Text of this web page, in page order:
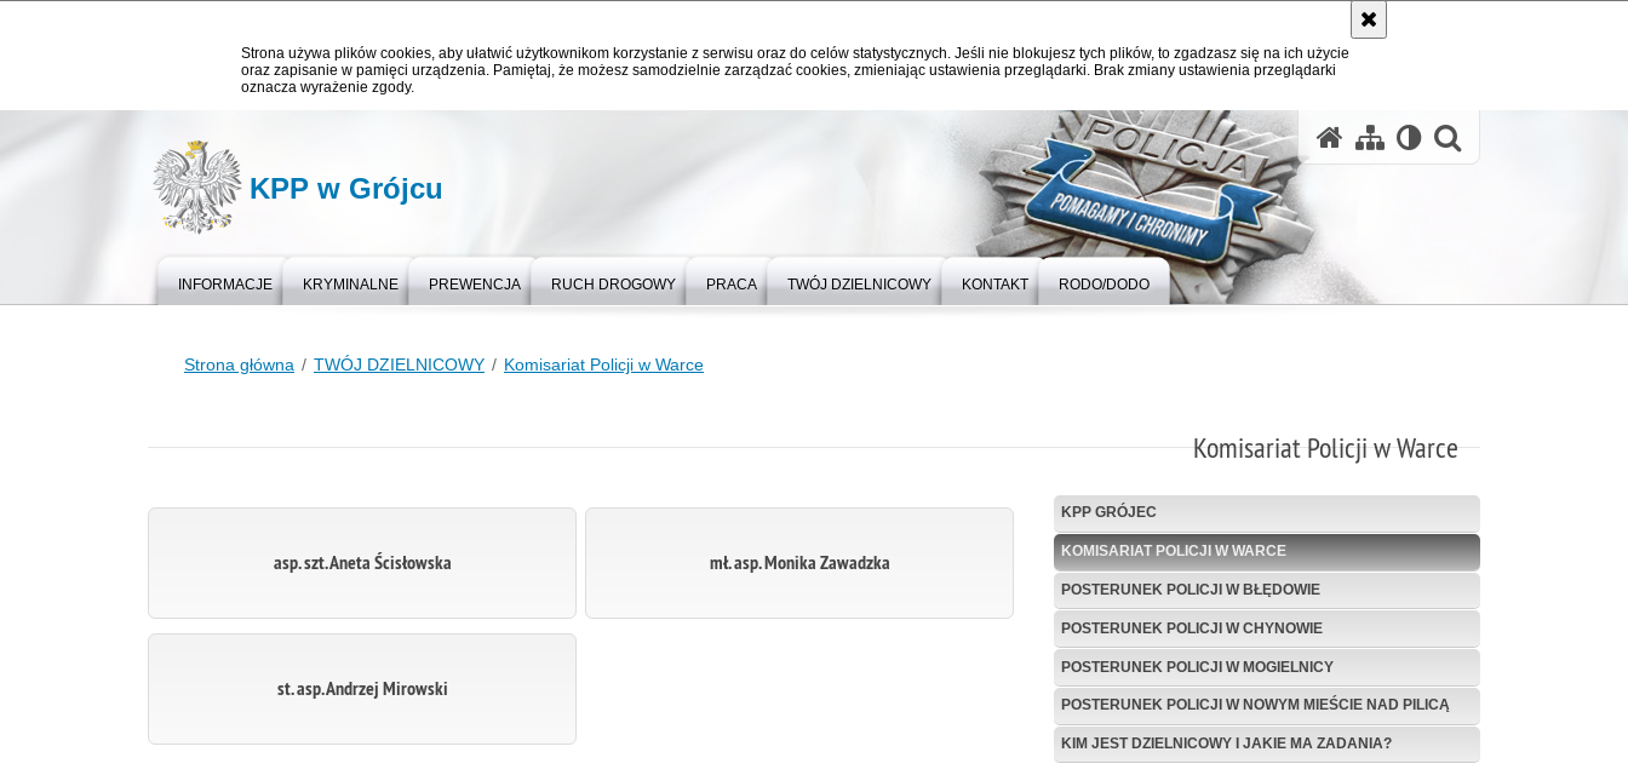
Strona używa plików cookies, aby ułatwić użytkownikom korzystanie z serwisu oraz do celów statystycznych. Jeśli nie blokujesz tych plików, to zgadzasz się na ich użycie
oraz zapisanie w pamięci urządzenia. Pamiętaj, że możesz samodzielnie zarządzać cookies, zmieniając ustawienia przeglądarki. Brak zmiany ustawienia przeglądarki
oznacza wyrażenie zgody.
KPP w Grójcu
INFORMACJE KRYMINALNE PREWENCJA RUCH DROGOWY PRACA TWÓJ DZIELNICOWY KONTAKT RODO/DODO
Strona główna TWÓJ DZIELNICOWY Komisariat Policji w Warce
Komisariat Policji w Warce
KPP GRÓJEC
KOMISARIAT POLICJI W WARCE
POSTERUNEK POLICJI W BŁĘDOWIE
POSTERUNEK POLICJI W CHYNOWIE
POSTERUNEK POLICJI W MOGIELNICY
POSTERUNEK POLICJI W NOWYM MIEŚCIE NAD PILICĄ
KIM JEST DZIELNICOWY I JAKIE MA ZADANIA?
asp. szt. Aneta Ścisłowska mł. asp. Monika Zawadzka
st. asp. Andrzej Mirowski